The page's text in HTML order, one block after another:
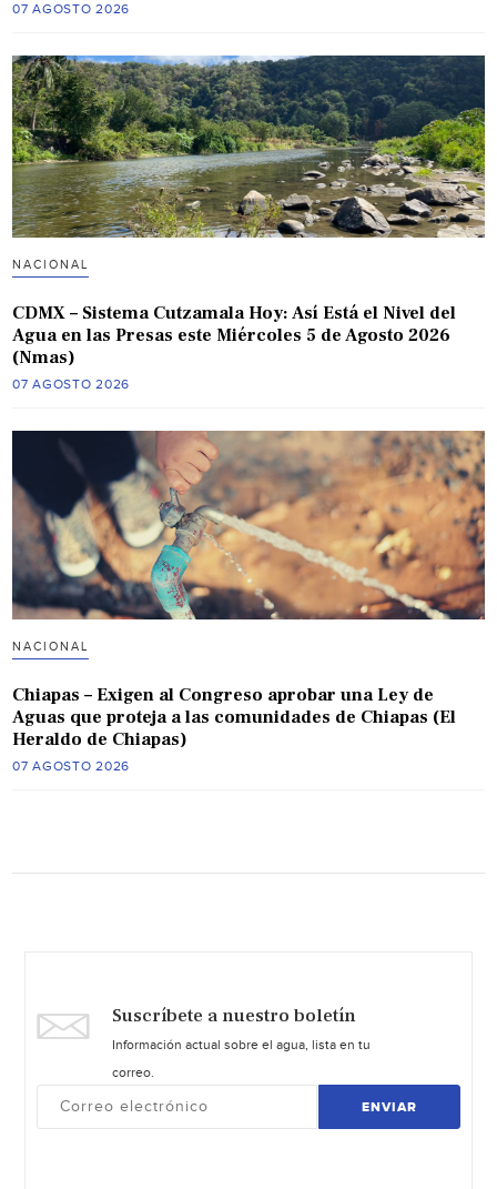
07 AGOSTO 2026
NACIONAL
CDMX – Sistema Cutzamala Hoy: Así Está el Nivel del
Agua en las Presas este Miércoles 5 de Agosto 2026
(Nmas)
07 AGOSTO 2026
NACIONAL
Chiapas – Exigen al Congreso aprobar una Ley de
Aguas que proteja a las comunidades de Chiapas (El
Heraldo de Chiapas)
07 AGOSTO 2026
Suscríbete a nuestro boletín
Información actual sobre el agua, lista en tu
correo.
ENVIAR